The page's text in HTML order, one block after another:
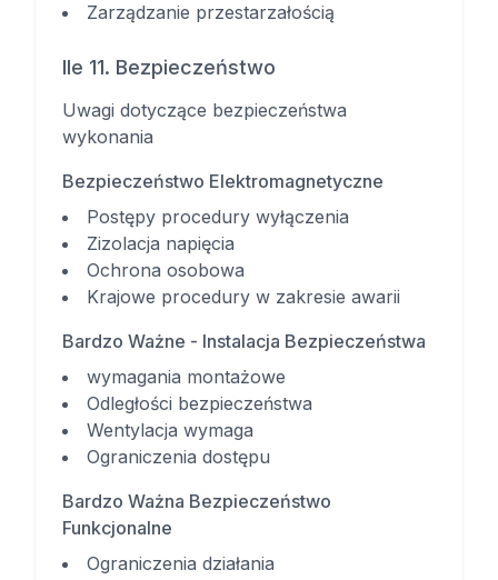
Zarządzanie przestarzałością
Ile 11. Bezpieczeństwo
Uwagi dotyczące bezpieczeństwa
wykonania
Bezpieczeństwo Elektromagnetyczne
Postępy procedury wyłączenia
Zizolacja napięcia
Ochrona osobowa
Krajowe procedury w zakresie awarii
Bardzo Ważne - Instalacja Bezpieczeństwa
wymagania montażowe
Odległości bezpieczeństwa
Wentylacja wymaga
Ograniczenia dostępu
Bardzo Ważna Bezpieczeństwo
Funkcjonalne
Ograniczenia działania